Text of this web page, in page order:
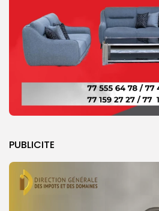
PUBLICITE